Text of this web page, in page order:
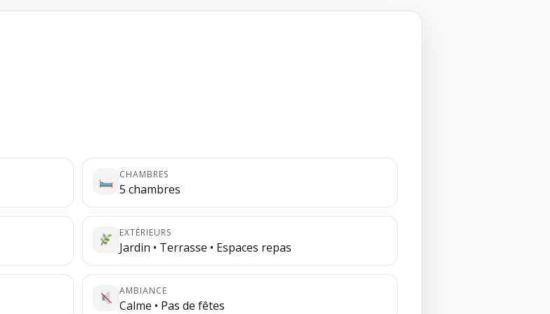
CHAMBRES
5 chambres
EXTÉRIEURS
Jardin • Terrasse • Espaces repas
AMBIANCE
Calme • Pas de fêtes